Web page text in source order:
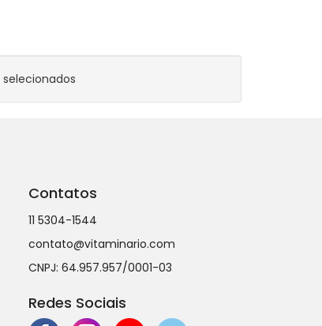
Contatos
11 5304-1544
contato@vitaminario.com
CNPJ: 64.957.957/0001-03
Redes Sociais